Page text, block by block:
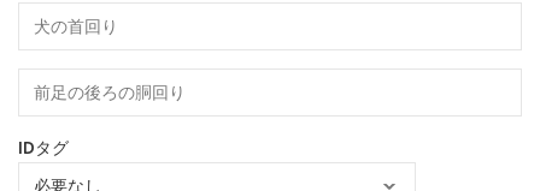
IDタグ